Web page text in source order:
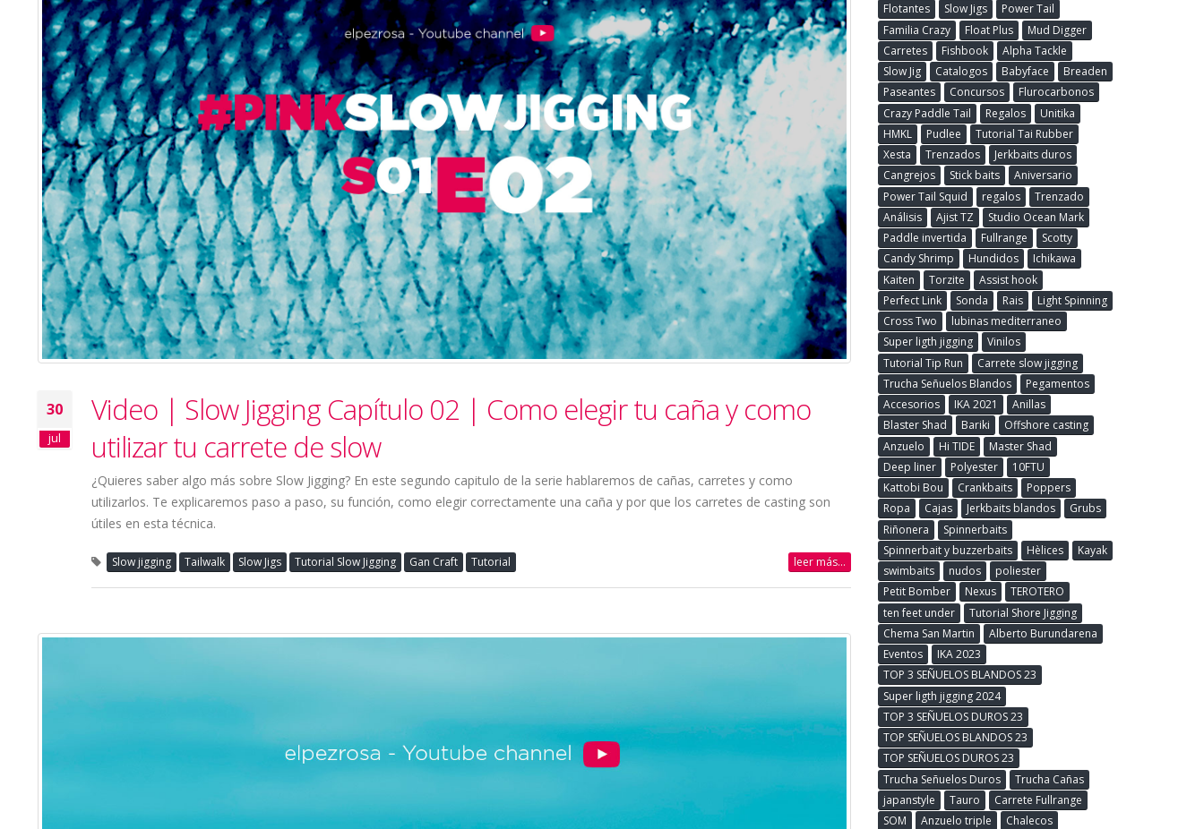
30
jul
Video | Slow Jigging Capítulo 02 | Como elegir tu caña y como
utilizar tu carrete de slow
¿Quieres saber algo más sobre Slow Jigging? En este segundo capitulo de la serie hablaremos de cañas, carretes y como
utilizarlos. Te explicaremos paso a paso, su función, como elegir correctamente una caña y por que los carretes de casting son
útiles en esta técnica.
Slow jigging Tailwalk Slow Jigs Tutorial Slow Jigging Gan Craft Tutorial leer más...
Flotantes
Slow Jigs
Power Tail
Familia Crazy
Float Plus
Mud Digger
Carretes
Fishbook
Alpha Tackle
Slow Jig
Catalogos Babyface
Breaden
Paseantes
Concursos
Flurocarbonos
Crazy Paddle Tail
Regalos
Unitika
HMKL
Pudlee
Tutorial Tai Rubber
Xesta
Trenzados
Jerkbaits duros
Cangrejos
Stick baits
Aniversario
Power Tail Squid
regalos
Trenzado
Análisis
Ajist TZ
Studio Ocean Mark
Paddle invertida
Fullrange
Scotty
Candy Shrimp
Hundidos
Ichikawa
Kaiten
Torzite
Assist hook
Perfect Link
Sonda Rais
Light Spinning
Cross Two
lubinas mediterraneo
Super ligth jigging
Vinilos
Tutorial Tip Run
Carrete slow jigging
Trucha Señuelos Blandos
Pegamentos
Accesorios
IKA 2021
Anillas
Blaster Shad
Bariki
Offshore casting
Anzuelo
Hi TIDE
Master Shad
Deep liner
Polyester
10FTU
Kattobi Bou
Crankbaits
Poppers
Ropa
Cajas Jerkbaits blandos
Grubs
Riñonera
Spinnerbaits
Spinnerbait y buzzerbaits
Hèlices
Kayak
swimbaits
nudos
poliester
Petit Bomber
Nexus
TEROTERO
ten feet under
Tutorial Shore Jigging
Chema San Martin
Alberto Burundarena
Eventos
IKA 2023
TOP 3 SEÑUELOS BLANDOS 23
Super ligth jigging 2024
TOP 3 SEÑUELOS DUROS 23
TOP SEÑUELOS BLANDOS 23
TOP SEÑUELOS DUROS 23
Trucha Señuelos Duros
Trucha Cañas
japanstyle
Tauro
Carrete Fullrange
SOM
Anzuelo triple
Chalecos